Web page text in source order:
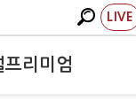
LIVE
프리미엄